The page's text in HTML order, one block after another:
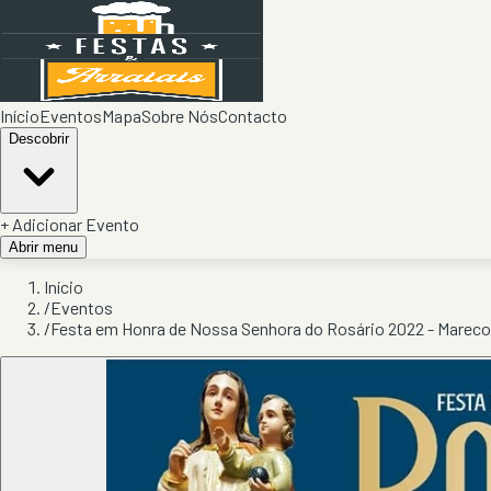
InícioEventosMapaSobre NósContacto
Descobrir
+ Adicionar Evento
Abrir menu
Início
/Eventos
/Festa em Honra de Nossa Senhora do Rosário 2022 -